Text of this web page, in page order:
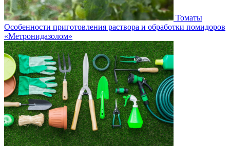
Томаты
Особенности приготовления раствора и обработки помидоров
«Метронидазолом»